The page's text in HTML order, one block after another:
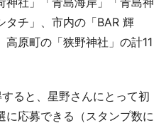
タチ」、市内の「BAR 輝
原町の「狭野神社」の計11
ると、星野さんにとって初
に応募できる（スタンプ数に